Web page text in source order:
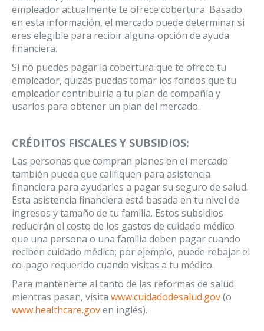
empleador actualmente te ofrece cobertura. Basado
en esta información, el mercado puede determinar si
eres elegible para recibir alguna opción de ayuda
financiera.
Si no puedes pagar la cobertura que te ofrece tu
empleador, quizás puedas tomar los fondos que tu
empleador contribuiría a tu plan de compañía y
usarlos para obtener un plan del mercado.
CRÉDITOS FISCALES Y SUBSIDIOS:
Las personas que compran planes en el mercado
también pueda que califiquen para asistencia
financiera para ayudarles a pagar su seguro de salud.
Esta asistencia financiera está basada en tu nivel de
ingresos y tamaño de tu familia. Estos subsidios
reducirán el costo de los gastos de cuidado médico
que una persona o una familia deben pagar cuando
reciben cuidado médico; por ejemplo, puede rebajar el
co-pago requerido cuando visitas a tu médico.
Para mantenerte al tanto de las reformas de salud
mientras pasan, visita www.cuidadodesalud.gov(o
www.healthcare.goven inglés).